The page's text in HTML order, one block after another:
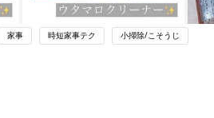
家事 時短家事テク 小掃除/こそうじ